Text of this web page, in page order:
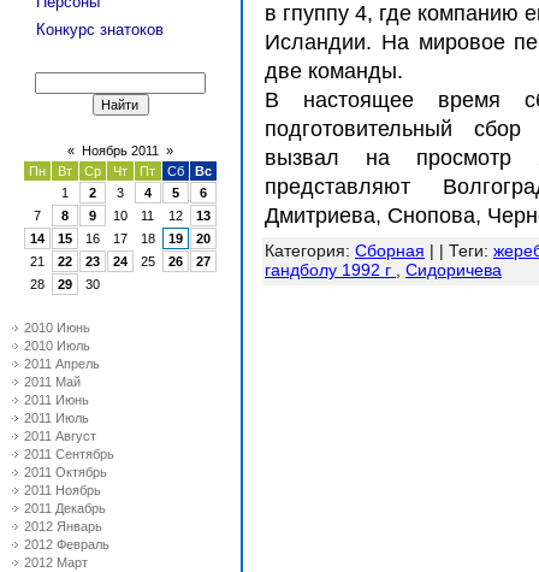
Конкурс знатоков
« Ноябрь 2011
»
Пн
Вт Ср Чт Пт Сб
Вс
1
2 3 4 5
6
7
8 9 10 11 12
13
14
15 16 17 18 19
20
21
22 23 24 25 26
27
28
29 30
2010 Июнь
2010 Июль
2011 Апрель
2011 Май
2011 Июнь
2011 Июль
2011 Август
2011 Сентябрь
2011 Октябрь
2011 Ноябрь
2011 Декабрь
2012 Январь
2012 Февраль
2012 Март
в гпуппу 4, где компанию
Исландии. На мировое
две команды.
В настоящее время
подготовительный
вызвал на просмотр
представляют
Дмитриева, Снопова,
Категория: Сборная | | Теги:
гандболу 1992 г
Сидоричева